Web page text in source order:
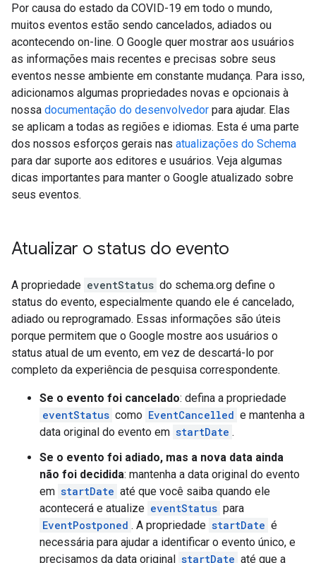
Por causa do estado da COVID-19 em todo o mundo,
muitos eventos estão sendo cancelados, adiados ou
acontecendo on-line. O Google quer mostrar aos usuários
as informações mais recentes e precisas sobre seus
eventos nesse ambiente em constante mudança. Para isso,
adicionamos algumas propriedades novas e opcionais à
nossa documentação do desenvolvedor para ajudar. Elas
se aplicam a todas as regiões e idiomas. Esta é uma parte
dos nossos esforços gerais nas atualizações do Schema
para dar suporte aos editores e usuários. Veja algumas
dicas importantes para manter o Google atualizado sobre
seus eventos.
Atualizar o status do evento
A propriedade eventStatus do schema.org define o
status do evento, especialmente quando ele é cancelado,
adiado ou reprogramado. Essas informações são úteis
porque permitem que o Google mostre aos usuários o
status atual de um evento, em vez de descartá-lo por
completo da experiência de pesquisa correspondente.
Se o evento foi cancelado: defina a propriedade
eventStatus como EventCancelled e mantenha a
data original do evento em startDate .
Se o evento foi adiado, mas a nova data ainda
não foi decidida: mantenha a data original do evento
em startDate até que você saiba quando ele
acontecerá e atualize eventStatus para
EventPostponed . A propriedade startDate é
necessária para ajudar a identificar o evento único, e
precisamos da data original startDate até que a